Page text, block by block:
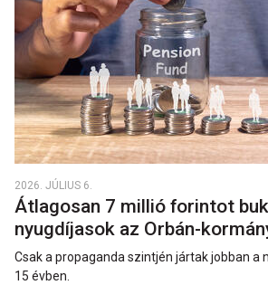
2026. JÚLIUS 6.
Átlagosan 7 millió forintot
nyugdíjasok az Orbán-
Csak a propaganda szintjén jártak jobban a
15 évben.